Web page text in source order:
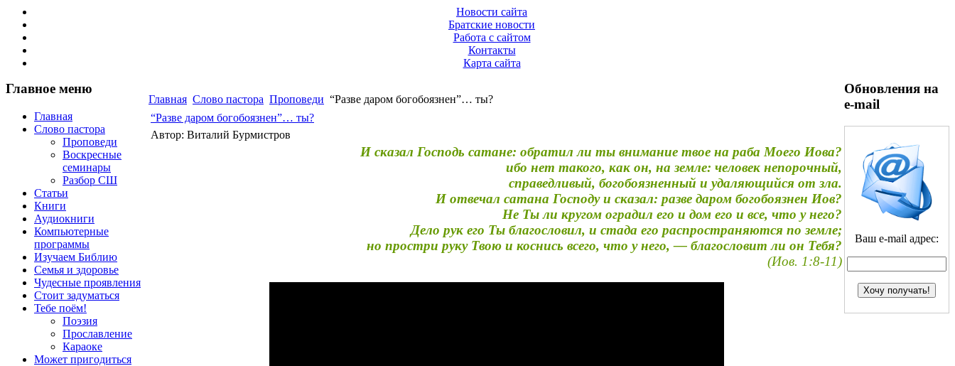
Новости сайта
Братские новости
Работа с сайтом
Контакты
Карта сайта
Главное меню
Главная
Слово пастора
Проповеди
Воскресные
семинары
Разбор СШ
Статьи
Книги
Аудиокниги
Компьютерные
программы
Изучаем Библию
Семья и здоровье
Чудесные проявления
Стоит задуматься
Тебе поём!
Поэзия
Прославление
Караоке
Может пригодиться
Главная Слово пастора Проповеди “Разве даром богобоязнен”… ты?
“Разве даром богобоязнен”… ты?
Автор: Виталий Бурмистров
И сказал Господь сатане: обратил ли ты внимание твое на раба Моего Иова?
ибо нет такого, как он, на земле: человек непорочный,
справедливый, богобоязненный и удаляющийся от зла.
И отвечал сатана Господу и сказал: разве даром богобоязнен Иов?
Не Ты ли кругом оградил его и дом его и все, что у него?
Дело рук его Ты благословил, и стада его распространяются по земле;
но простри руку Твою и коснись всего, что у него, — благословит ли он Тебя?
(Иов. 1:8-11)
Обновления на
e-mail
Ваш e-mail адрес: